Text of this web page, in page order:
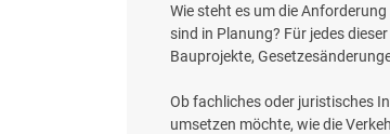
Wie steht es um die
sind in Planung? Für jedes
Bauprojekte,
Ob fachliches oder juristisches
umsetzen möchte, wie die